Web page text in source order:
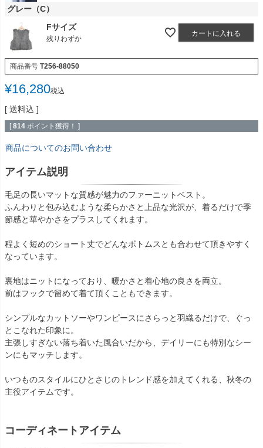
グレー（C）
Fサイズ
残りわずか
カートに入れる
商品番号 T256-88050
¥16,280税込
送料込
[ 814 ポイント獲得！ ]
商品についてのお問い合わせ
アイテム説明
毛足の長いマットな質感が魅力のファーニットベスト。
ふんわりと包み込むような柔らかさと上品な光沢が、着るだけで季
節感と華やかさをプラスしてくれます。
程よく短めのショート丈でどんなボトムスとも合わせて頂きやすく
なっています。
裏地はニットになっており、暖かさと着心地の良さを両立。
前はフックで留めて着て頂くこともできます。
シンプルなカットソーやワンピースにさらっと羽織るだけで、ぐっ
とこなれた印象に。
主張しすぎない落ち着いた風合いだから、デイリーにも特別なシー
ンにもマッチします。
いつものスタイルにひとさじのトレンド感を加えてくれる、秋冬の
主役アイテムです。
コーディネートアイテム